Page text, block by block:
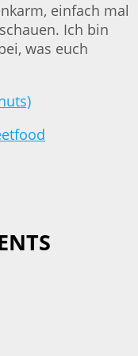
einfach mal
Ich bin
was euch